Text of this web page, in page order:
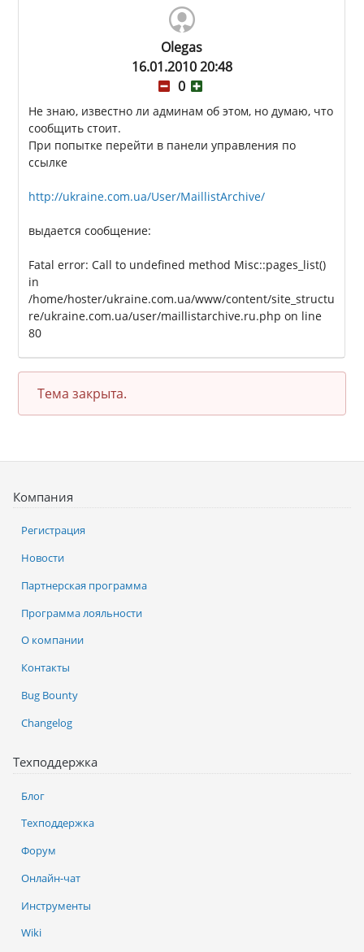
Olegas
16.01.2010 20:48
0
Не знаю, известно ли админам об этом, но думаю, что
сообщить стоит.
При попытке перейти в панели управления по
ссылке
http://ukraine.com.ua/User/MaillistArchive/
выдается сообщение:
Fatal error: Call to undefined method Misc::pages_list()
in
/home/hoster/ukraine.com.ua/www/content/site_structu
re/ukraine.com.ua/user/maillistarchive.ru.php on line
80
Тема закрыта.
Компания
Регистрация
Новости
Партнерская программа
Программа лояльности
О компании
Контакты
Bug Bounty
Changelog
Техподдержка
Блог
Техподдержка
Форум
Онлайн-чат
Инструменты
Wiki